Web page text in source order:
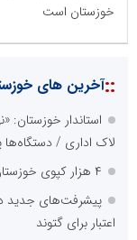
خوزستان است
::آخرین های
استاندار خوزستان:
لاک اداری / دستگاه‌ها
۴ هزار کپوی خوزستان از طریق شبکه پست ارسال شد
پیشرفت‌های جدید در
اعتبار برای گتوند